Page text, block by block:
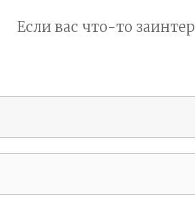
Если вас что-то